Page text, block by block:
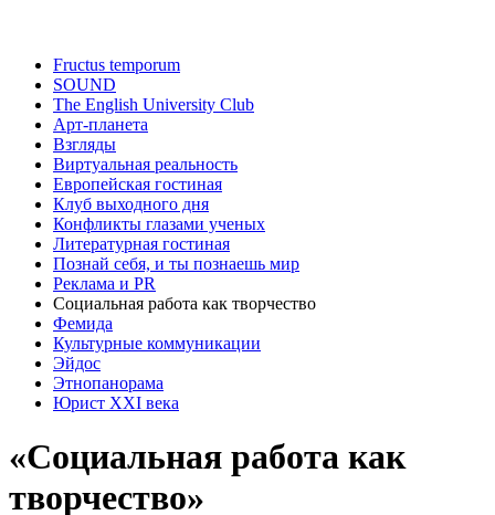
Fructus temporum
SOUND
The English University Club
Арт-планета
Взгляды
Виртуальная реальность
Европейская гостиная
Клуб выходного дня
Конфликты глазами ученых
Литературная гостиная
Познай себя, и ты познаешь мир
Реклама и PR
Социальная работа как творчество
Фемида
Культурные коммуникации
Эйдос
Этнопанорама
Юрист XXI века
«Социальная работа как
творчество»